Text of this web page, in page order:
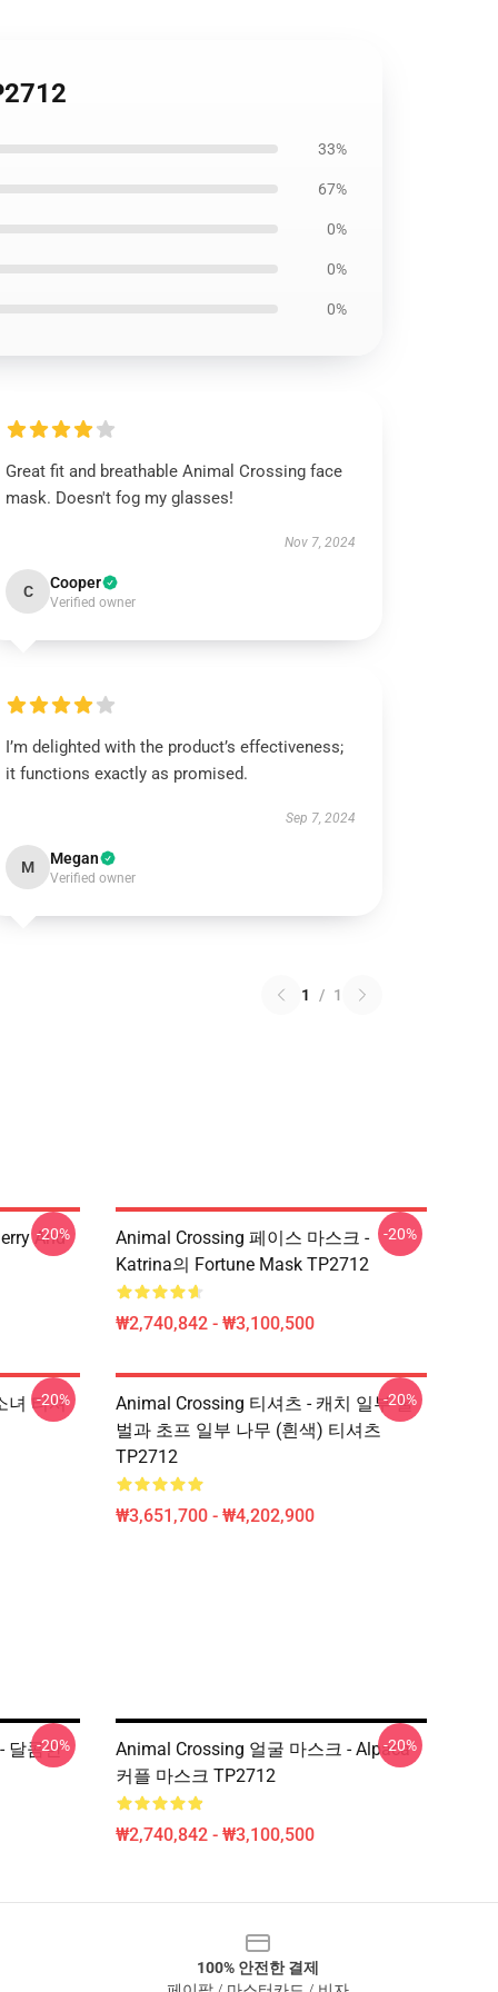
33%
67%
0%
0%
0%
Great fit and breathable Animal Crossing face
mask. Doesn't fog my glasses!
Nov 7, 2024
C Cooper
Verified owner
I’m delighted with the product’s effectiveness;
it functions exactly as promised.
Sep 7, 2024
M Megan
Verified owner
1 / 1
And
-20%
Animal Crossing 페이스 마스크 -
Katrina의 Fortune Mask TP2712
₩2,740,842 - ₩3,100,500
-20%
녀 티셔
-20%
Animal Crossing 티셔츠 - 캐치 일부 꿀
벌과 초프 일부 나무 (흰색) 티셔츠
TP2712
₩3,651,700 - ₩4,202,900
-20%
달콤한
-20%
Animal Crossing 얼굴 마스크 - Alpaca
커플 마스크 TP2712
₩2,740,842 - ₩3,100,500
-20%
100% 안전한 결제